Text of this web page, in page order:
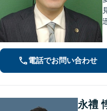
電話でお問い合わせ
永禮